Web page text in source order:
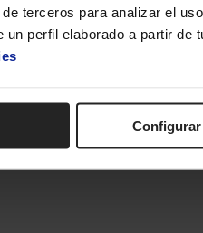
terceros para analizar el
un perfil elaborado a partir de